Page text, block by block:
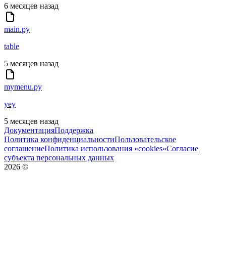
6 месяцев назад
main.py
table
5 месяцев назад
mymenu.py
yey
5 месяцев назад
ДокументацияПоддержка
Политика конфиденциальностиПользовательское
соглашениеПолитика использования «cookies»Согласие
субъекта персональных данных
2026 ©